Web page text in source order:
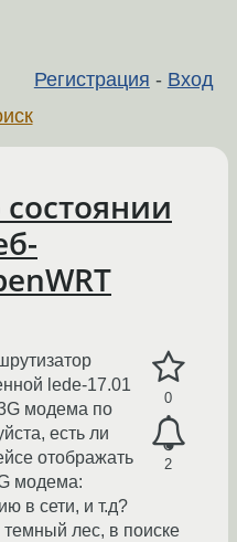
Регистрация - Вход
0
2
lede-17.01
модема по
есть ли
отображать
модема:
в сети, и т.д?
лес, в поиске